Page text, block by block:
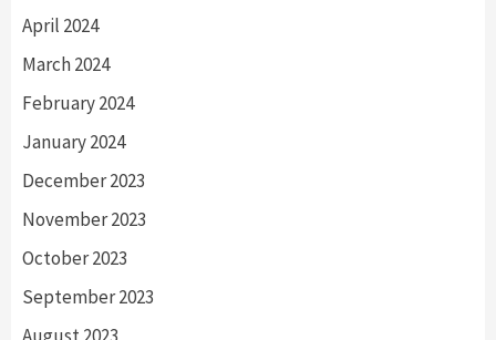
April 2024
March 2024
February 2024
January 2024
December 2023
November 2023
October 2023
September 2023